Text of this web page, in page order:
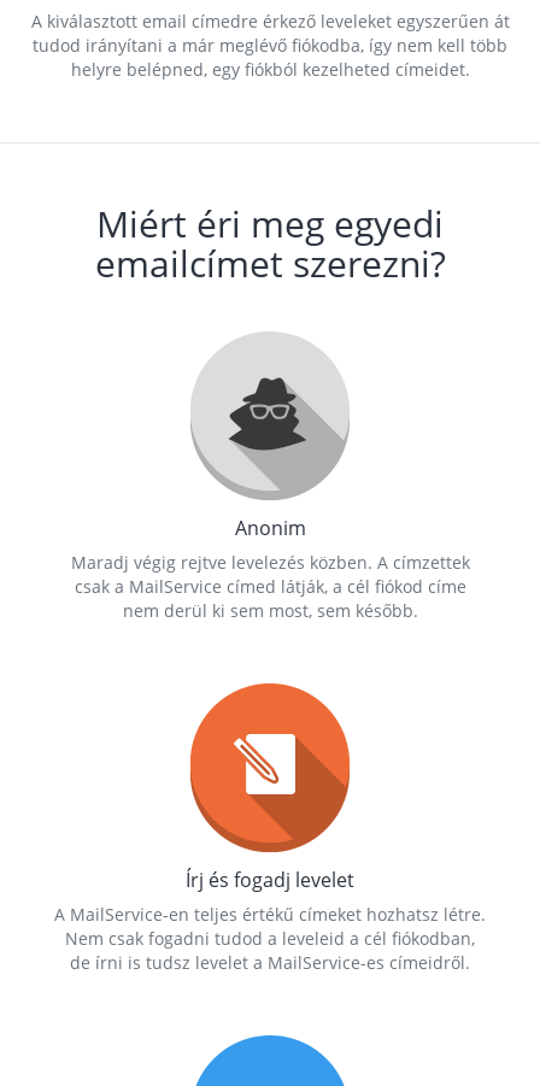
A kiválasztott email címedre érkező leveleket egyszerűen át
tudod irányítani a már meglévő fiókodba, így nem kell több
helyre belépned, egy fiókból kezelheted címeidet.
Miért éri meg egyedi
emailcímet szerezni?
Anonim
Maradj végig rejtve levelezés közben. A címzettek
csak a MailService címed látják, a cél fiókod címe
nem derül ki sem most, sem később.
Írj és fogadj levelet
A MailService-en teljes értékű címeket hozhatsz létre.
Nem csak fogadni tudod a leveleid a cél fiókodban,
de írni is tudsz levelet a MailService-es címeidről.